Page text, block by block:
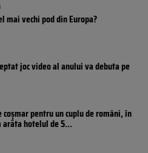
mai vechi pod din Europa?
joc video al anului va debuta pe
coșmar pentru un cuplu de români, în
arăta hotelul de 5...